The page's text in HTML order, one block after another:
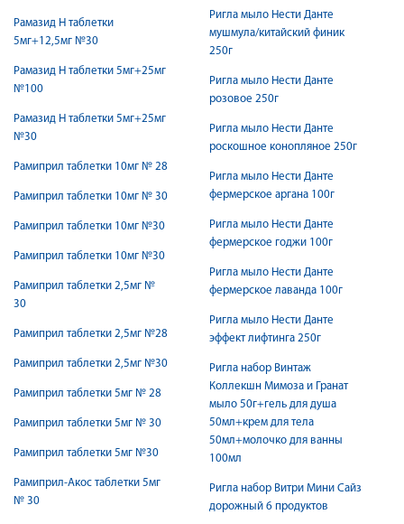
Рамазид Н таблетки
5мг+12,5мг №30
Рамазид Н таблетки 5мг+25мг
№100
Рамазид Н таблетки 5мг+25мг
№30
Рамиприл таблетки 10мг № 28
Рамиприл таблетки 10мг № 30
Рамиприл таблетки 10мг №30
Рамиприл таблетки 10мг №30
Рамиприл таблетки 2,5мг №
30
Рамиприл таблетки 2,5мг №28
Рамиприл таблетки 2,5мг №30
Рамиприл таблетки 5мг № 28
Рамиприл таблетки 5мг № 30
Рамиприл таблетки 5мг №30
Рамиприл-Акос таблетки 5мг
№ 30
Ригла мыло Нести Данте
мушмула/китайский финик
250г
Ригла мыло Нести Данте
розовое 250г
Ригла мыло Нести Данте
роскошное конопляное 250г
Ригла мыло Нести Данте
фермерское аргана 100г
Ригла мыло Нести Данте
фермерское годжи 100г
Ригла мыло Нести Данте
фермерское лаванда 100г
Ригла мыло Нести Данте
эффект лифтинга 250г
Ригла набор Винтаж
Коллекшн Мимоза и Гранат
мыло 50г+гель для душа
50мл+крем для тела
50мл+молочко для ванны
100мл
Ригла набор Витри Мини Сайз
дорожный 6 продуктов